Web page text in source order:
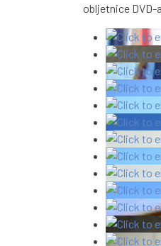
obljetnice DVD-